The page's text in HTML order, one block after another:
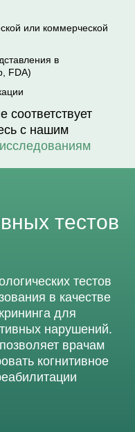
или коммерческой
в
FDA)
с нашим
тестов
тестов
в качестве
для
нарушений.
врачам
когнитивное